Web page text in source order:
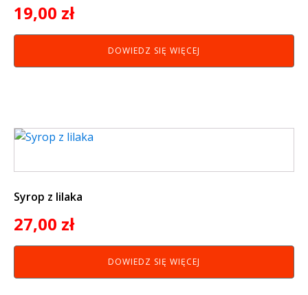
19,00 zł
DOWIEDZ SIĘ WIĘCEJ
Syrop z lilaka
27,00 zł
DOWIEDZ SIĘ WIĘCEJ